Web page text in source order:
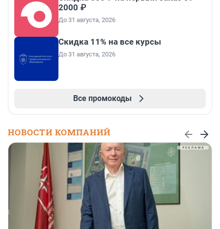
2000 ₽
До 31 августа, 2026
Скидка 11% на все курсы
До 31 августа, 2026
Все промокоды
НОВОСТИ КОМПАНИЙ